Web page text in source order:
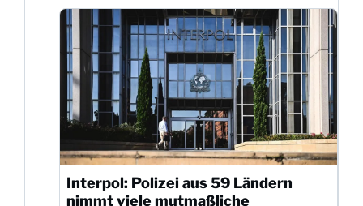
Interpol: Polizei aus 59 Ländern
nimmt viele mutmaßliche